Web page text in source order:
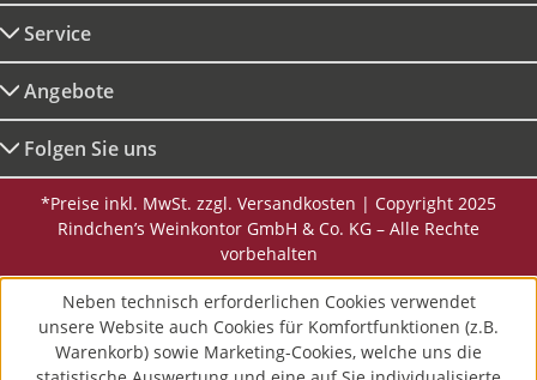
Service
Angebote
Folgen Sie uns
*Preise inkl. MwSt. zzgl. Versandkosten | Copyright 2025
Rindchen’s Weinkontor GmbH & Co. KG – Alle Rechte
vorbehalten
Neben technisch erforderlichen Cookies verwendet
unsere Website auch Cookies für Komfortfunktionen (z.B.
Warenkorb) sowie Marketing-Cookies, welche uns die